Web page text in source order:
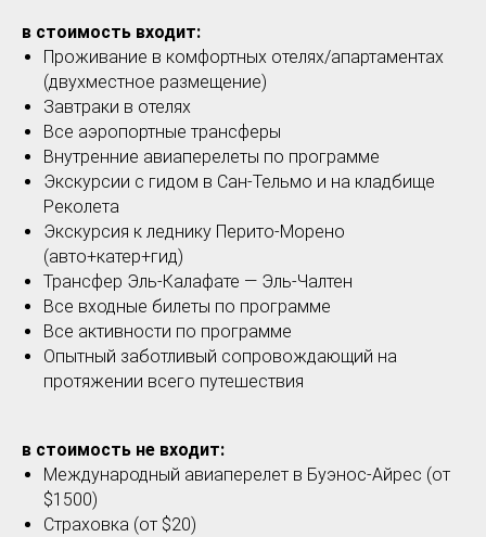
в стоимость входит:
Проживание в комфортных отелях/апартаментах
(двухместное размещение)
Завтраки в отелях
Все аэропортные трансферы
Внутренние авиаперелеты по программе
Экскурсии с гидом в Сан-Тельмо и на кладбище
Реколета
Экскурсия к леднику Перито-Морено
(авто+катер+гид)
Трансфер Эль-Калафате — Эль-Чалтен
Все входные билеты по программе
Все активности по программе
Опытный заботливый сопровождающий на
протяжении всего путешествия
в стоимость не входит:
Международный авиаперелет в Буэнос-Айрес (от
$1500)
Страховка (от $20)